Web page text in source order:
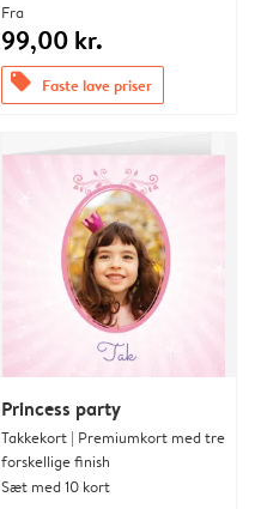
Fra
99,00 kr.
offers Faste lave priser
Princess party
Takkekort | Premiumkort med tre
forskellige finish
Sæt med 10 kort